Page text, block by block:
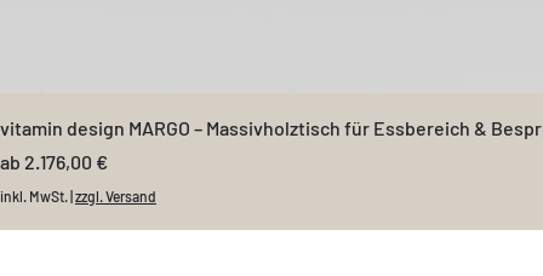
vitamin design MARGO – Massivholztisch für Essbereich &
ab 2.176,00 €
Sale-Preis
inkl. MwSt. zzgl. Versand